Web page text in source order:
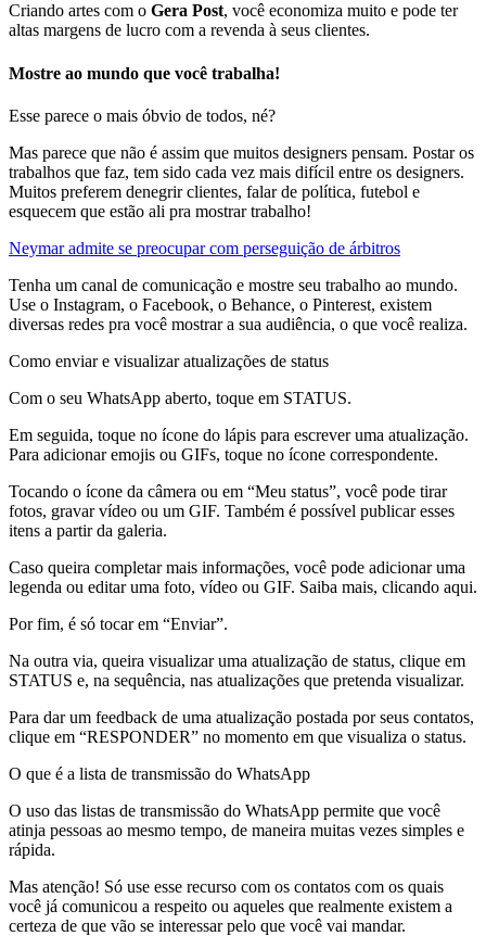
Criando artes com o Gera Post, você economiza muito e pode ter
altas margens de lucro com a revenda à seus clientes.
Mostre ao mundo que você trabalha!
Esse parece o mais óbvio de todos, né?
Mas parece que não é assim que muitos designers pensam. Postar os
trabalhos que faz, tem sido cada vez mais difícil entre os designers.
Muitos preferem denegrir clientes, falar de política, futebol e
esquecem que estão ali pra mostrar trabalho!
Neymar admite se preocupar com perseguição de árbitros
Tenha um canal de comunicação e mostre seu trabalho ao mundo.
Use o Instagram, o Facebook, o Behance, o Pinterest, existem
diversas redes pra você mostrar a sua audiência, o que você realiza.
Como enviar e visualizar atualizações de status
Com o seu WhatsApp aberto, toque em STATUS.
Em seguida, toque no ícone do lápis para escrever uma atualização.
Para adicionar emojis ou GIFs, toque no ícone correspondente.
Tocando o ícone da câmera ou em “Meu status”, você pode tirar
fotos, gravar vídeo ou um GIF. Também é possível publicar esses
itens a partir da galeria.
Caso queira completar mais informações, você pode adicionar uma
legenda ou editar uma foto, vídeo ou GIF. Saiba mais, clicando aqui.
Por fim, é só tocar em “Enviar”.
Na outra via, queira visualizar uma atualização de status, clique em
STATUS e, na sequência, nas atualizações que pretenda visualizar.
Para dar um feedback de uma atualização postada por seus contatos,
clique em “RESPONDER” no momento em que visualiza o status.
O que é a lista de transmissão do WhatsApp
O uso das listas de transmissão do WhatsApp permite que você
atinja pessoas ao mesmo tempo, de maneira muitas vezes simples e
rápida.
Mas atenção! Só use esse recurso com os contatos com os quais
você já comunicou a respeito ou aqueles que realmente existem a
certeza de que vão se interessar pelo que você vai mandar.